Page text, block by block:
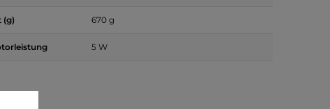
(g) 670 g
5 W